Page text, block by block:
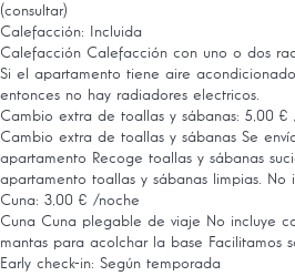
(consultar)
Calefacción: Incluida
Calefacción Calefacción con uno o dos
Si el apartamento tiene aire
entonces no hay radiadores electricos.
Cambio extra de toallas y sábanas: 5,00 €
Cambio extra de toallas y sábanas Se
apartamento Recoge toallas y sábanas
apartamento toallas y sábanas limpias. No
Cuna: 3,00 € /noche
Cuna Cuna plegable de viaje No incluye
mantas para acolchar la base Facilitamos
Early check-in: Según temporada